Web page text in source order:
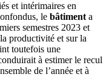
et intérimaires en
le bâtiment a
semestres 2023 et
productivité et sur la
toutefois une
à estimer le recul
de l’année et à